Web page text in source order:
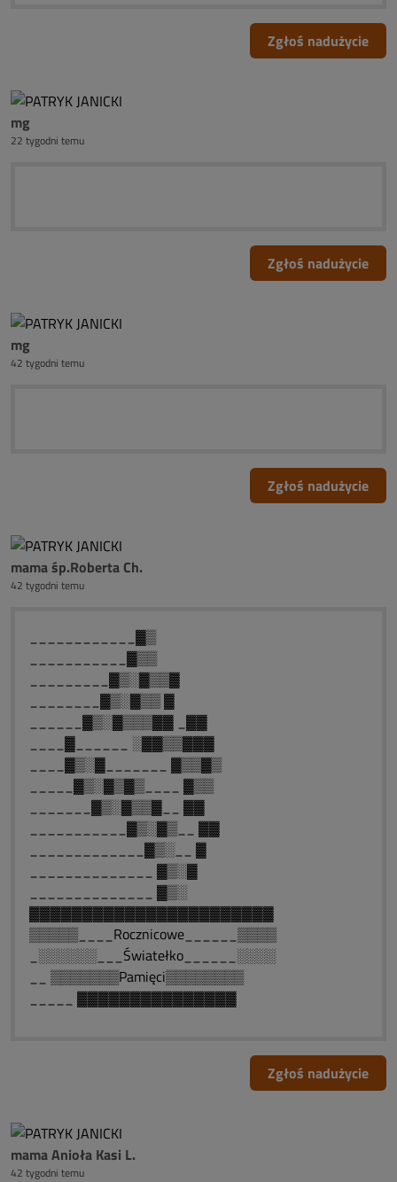
Zgłoś nadużycie
mg
22 tygodni temu
Zgłoś nadużycie
mg
42 tygodni temu
Zgłoś nadużycie
mama śp.Roberta Ch.
42 tygodni temu
____________▓▒
___________▓▒▒
_________▓▒░▓▒▒▓
________▓▒░▓▒▒ ▓
______▓▒░▓▒▒▒▓▓ _▓▓
____▓______ ░▓▓▒▒▓▓▓
____▓▒░▓_______ ▓▒▒▓▒
_____▓▒░▓▒▓▒____ ▓▒▒
_______▓▒░▓▒▒▓__ ▓▓
___________▓▒░▓▒__ ▓▓
_____________▓▒░__ ▓
______________ ▓▒░▓
______________ ▓▒░
▓▓▓▓▓▓▓▓▓▓▓▓▓▓▓▓▓▓▓▓▓▓▓
▒▒▒▒▒____Rocznicowe______▒▒▒▒
_░░░░░░___Światełko______░░░░
__ ▒▒▒▒▒▒▒Pamięci▒▒▒▒▒▒▒▒
_____ ▓▓▓▓▓▓▓▓▓▓▓▓▓▓▓
Zgłoś nadużycie
mama Anioła Kasi L.
42 tygodni temu